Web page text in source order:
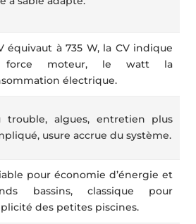
équivaut à 735 W, la CV indique
moteur, le watt la
électrique.
trouble, algues, entretien plus
usure accrue du système.
pour économie d’énergie et
bassins, classique pour
des petites piscines.